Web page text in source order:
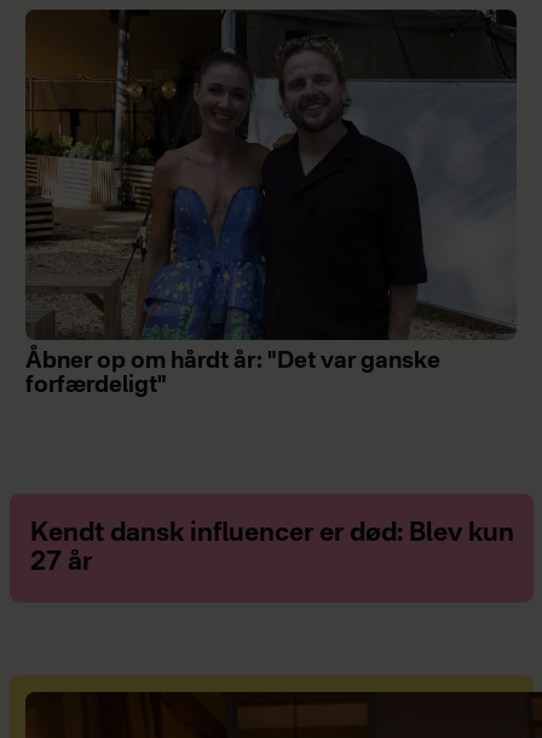
Åbner op om hårdt år: "Det var ganske
forfærdeligt"
Kendt dansk influencer er død: Blev kun
27 år